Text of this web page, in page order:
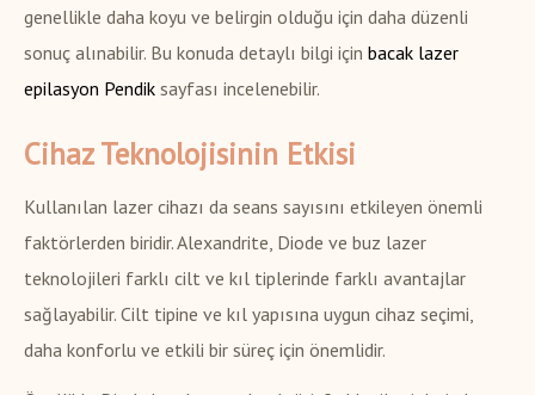
genellikle daha koyu ve belirgin olduğu için daha düzenli
sonuç alınabilir. Bu konuda detaylı bilgi için bacak lazer
epilasyon Pendik sayfası incelenebilir.
Cihaz Teknolojisinin Etkisi
Kullanılan lazer cihazı da seans sayısını etkileyen önemli
faktörlerden biridir. Alexandrite, Diode ve buz lazer
teknolojileri farklı cilt ve kıl tiplerinde farklı avantajlar
sağlayabilir. Cilt tipine ve kıl yapısına uygun cihaz seçimi,
daha konforlu ve etkili bir süreç için önemlidir.